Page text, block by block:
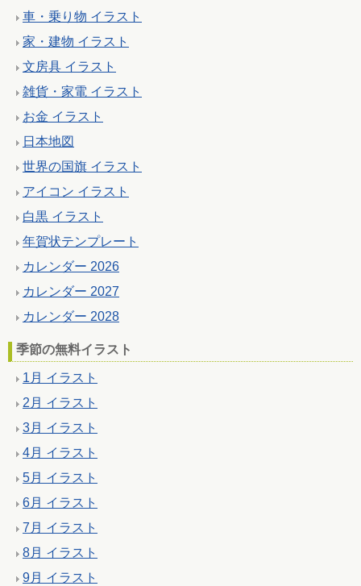
車・乗り物 イラスト
家・建物 イラスト
文房具 イラスト
雑貨・家電 イラスト
お金 イラスト
日本地図
世界の国旗 イラスト
アイコン イラスト
白黒 イラスト
年賀状テンプレート
カレンダー 2026
カレンダー 2027
カレンダー 2028
季節の無料イラスト
1月 イラスト
2月 イラスト
3月 イラスト
4月 イラスト
5月 イラスト
6月 イラスト
7月 イラスト
8月 イラスト
9月 イラスト